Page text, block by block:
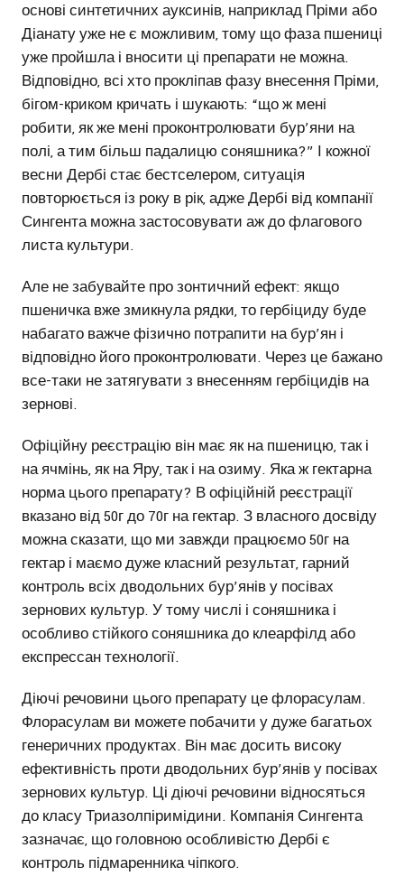
основі синтетичних ауксинів, наприклад Пріми або
Діанату уже не є можливим, тому що фаза пшениці
уже пройшла і вносити ці препарати не можна.
Відповідно, всі хто прокліпав фазу внесення Пріми,
бігом-криком кричать і шукають: “що ж мені
робити, як же мені проконтролювати бур’яни на
полі, а тим більш падалицю соняшника?” І кожної
весни Дербі стає бестселером, ситуація
повторюється із року в рік, адже Дербі від компанії
Сингента можна застосовувати аж до флагового
листа культури.
Але не забувайте про зонтичний ефект: якщо
пшеничка вже змикнула рядки, то гербіциду буде
набагато важче фізично потрапити на бур’ян і
відповідно його проконтролювати. Через це бажано
все-таки не затягувати з внесенням гербіцидів на
зернові.
Офіційну реєстрацію він має як на пшеницю, так і
на ячмінь, як на Яру, так і на озиму. Яка ж гектарна
норма цього препарату? В офіційній реєстрації
вказано від 50г до 70г на гектар. З власного досвіду
можна сказати, що ми завжди працюємо 50г на
гектар і маємо дуже класний результат, гарний
контроль всіх дводольних бур’янів у посівах
зернових культур. У тому числі і соняшника і
особливо стійкого соняшника до клеарфілд або
експрессан технології.
Діючі речовини цього препарату це флорасулам.
Флорасулам ви можете побачити у дуже багатьох
генеричних продуктах. Він має досить високу
ефективність проти дводольних бур’янів у посівах
зернових культур. Ці діючі речовини відносяться
до класу Триазолпіримідини. Компанія Сингента
зазначає, що головною особливістю Дербі є
контроль підмаренника чіпкого.